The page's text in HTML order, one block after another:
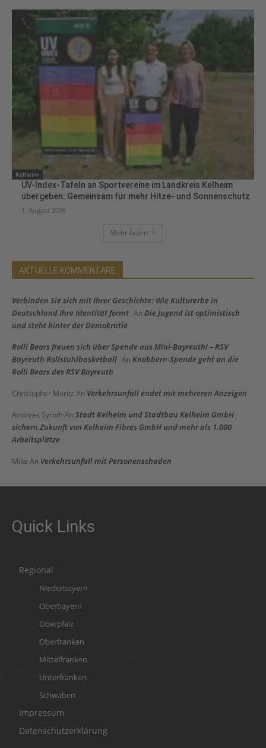
Kelheim
UV-Index-Tafeln an Sportvereine im Landkreis Kelheim
übergeben: Gemeinsam für mehr Hitze- und Sonnenschutz
1. August 2026
Mehr laden
AKTUELLE KOMMENTARE
Verbinden Sie sich mit Ihrer Geschichte: Wie Kulturerbe in
Deutschland Ihre Identität formt An Die Jugend ist optimistisch
und steht hinter der Demokratie
Rolli Bears freuen sich über Spende aus Mini-Bayreuth! – RSV
Bayreuth Rollstuhlbasketball An Knobbern-Spende geht an die
Rolli Bears des RSV Bayreuth
Christopher Moritz An Verkehrsunfall endet mit mehreren Anzeigen
Andreas Syroth An Stadt Kelheim und Stadtbau Kelheim GmbH
sichern Zukunft von Kelheim Fibres GmbH und mehr als 1.000
Arbeitsplätze
Mike An Verkehrsunfall mit Personenschaden
Quick Links
Regional
Niederbayern
Oberbayern
Oberpfalz
Oberfranken
Mittelfranken
Unterfranken
Schwaben
Impressum
Datenschutzerklärung